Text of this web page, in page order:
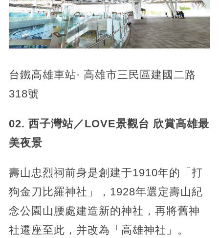
台鐵高雄車站· 高雄市三民區建國二路
318號
02. 西子灣站／LOVE景觀台 欣賞高雄最
美夜景
壽山忠烈祠前身是創建于1910年的「打
狗金刀比羅神社」，1928年選定壽山紀
念公園山腰處建造新的神社，再將舊神
社遷座至此，并改為「高雄神社」。